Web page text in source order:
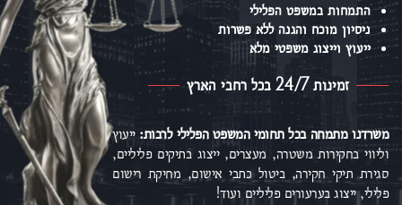
התמחות במשפט הפלילי
ניסיון מוכח והגנה ללא פשרות
ייעוץ וייצוג משפטי מלא
זמינות 24/7 בכל רחבי הארץ
משרדנו מתמחה בכל תחומי המשפט הפלילילרבות:ייעוץ
וליווי בחקירות משטרה, מעצרים, ייצוג בתיקים פליליים,
סגירת תיקי חקירה, ביטול כתבי אישום, מחיקת רישום
פלילי, ייצוג בערעורים פליליים ועוד!